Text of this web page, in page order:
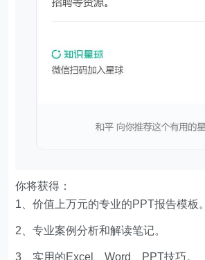
你将获得：
1、价值上万元的专业的PPT报告模板。
2、专业案例分析和解读笔记。
3、实用的Excel、Word、PPT技巧。